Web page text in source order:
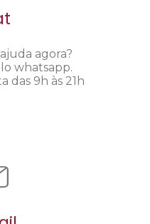
agora?
whatsapp.
das 9h às 21h